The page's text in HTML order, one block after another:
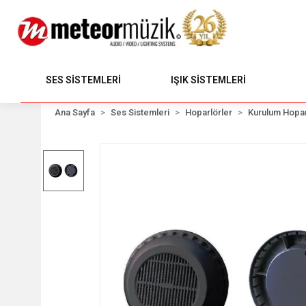
SES SİSTEMLERİ IŞIK SİSTEMLERİ
Ana Sayfa Ses Sistemleri Hoparlörler Kurulum